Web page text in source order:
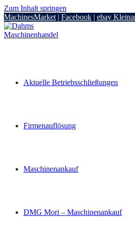
Zum Inhalt springen
MachinesMarket | Facebook | ebay
Aktuelle Betriebsschließungen
Firmenauflösung
Maschinenankauf
DMG Mori – Maschinenankauf